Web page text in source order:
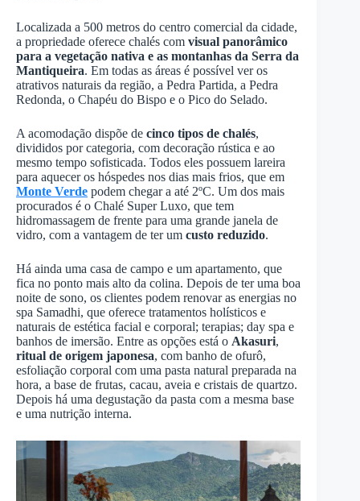
Localizada a 500 metros do centro comercial da cidade,
a propriedade oferece chalés com visual panorâmico
para a vegetação nativa e as montanhas da Serra da
Mantiqueira. Em todas as áreas é possível ver os
atrativos naturais da região, a Pedra Partida, a Pedra
Redonda, o Chapéu do Bispo e o Pico do Selado.
A acomodação dispõe de cinco tipos de chalés,
divididos por categoria, com decoração rústica e ao
mesmo tempo sofisticada. Todos eles possuem lareira
para aquecer os hóspedes nos dias mais frios, que em
Monte Verde podem chegar a até 2ºC. Um dos mais
procurados é o Chalé Super Luxo, que tem
hidromassagem de frente para uma grande janela de
vidro, com a vantagem de ter um custo reduzido.
Há ainda uma casa de campo e um apartamento, que
fica no ponto mais alto da colina. Depois de ter uma boa
noite de sono, os clientes podem renovar as energias no
spa Samadhi, que oferece tratamentos holísticos e
naturais de estética facial e corporal; terapias; day spa e
banhos de imersão. Entre as opções está o Akasuri,
ritual de origem japonesa, com banho de ofurô,
esfoliação corporal com uma pasta natural preparada na
hora, a base de frutas, cacau, aveia e cristais de quartzo.
Depois há uma degustação da pasta com a mesma base
e uma nutrição interna.